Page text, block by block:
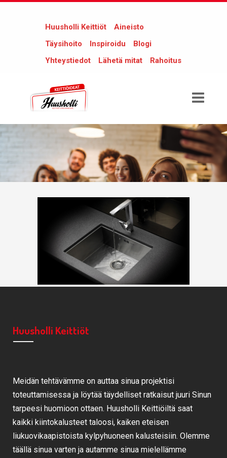
Huusholli Keittiöt
Aineisto
Täysihoito
Inspiroidu
Blogi
Yhteystiedot
Lähetä mitat Rahoitus
Huusholli Keittiöt
Meidän tehtävämme on auttaa sinua projektisi
toteuttamisessa ja löytää täydelliset ratkaisut juuri Sinun
tarpeesi huomioon ottaen. Huusholli Keittiöiltä saat
kaikki kiintokalusteet taloosi, kaiken eteisen
liukuovikaapistoista kylpyhuoneen kalusteisiin. Olemme
täällä sinua varten ja autamme sinua mielellämme